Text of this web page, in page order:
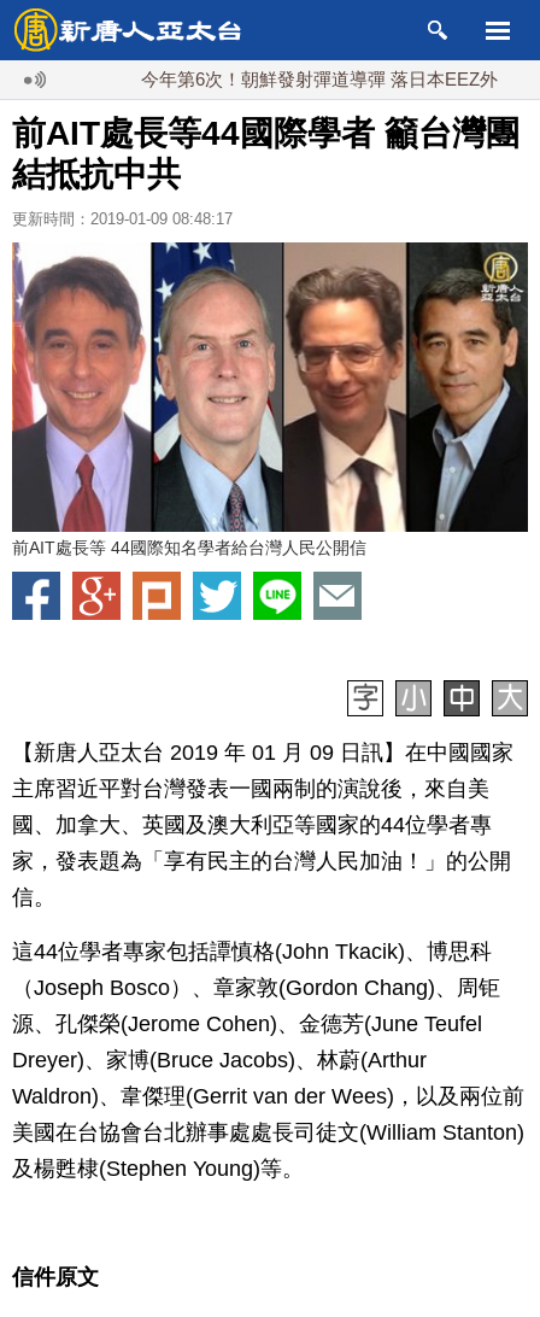
今年第6次！朝鮮發射彈道導彈 落日本EEZ外
前AIT處長等44國際學者 籲台灣團
結抵抗中共
更新時間：2019-01-09 08:48:17
前AIT處長等 44國際知名學者給台灣人民公開信
【新唐人亞太台 2019 年 01 月 09 日訊】在中國國家
主席習近平對台灣發表一國兩制的演說後，來自美
國、加拿大、英國及澳大利亞等國家的44位學者專
家，發表題為「享有民主的台灣人民加油！」的公開
信。
這44位學者專家包括譚慎格(John Tkacik)、博思科
（Joseph Bosco）、章家敦(Gordon Chang)、周钜
源、孔傑榮(Jerome Cohen)、金德芳(June Teufel
Dreyer)、家博(Bruce Jacobs)、林蔚(Arthur
Waldron)、韋傑理(Gerrit van der Wees)，以及兩位前
美國在台協會台北辦事處處長司徒文(William Stanton)
及楊甦棣(Stephen Young)等。
信件原文